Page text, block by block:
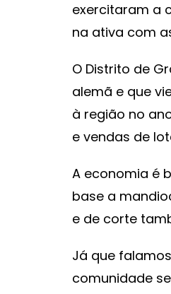
exercitaram a
na ativa com
O Distrito de
alemã e que
à região no
e vendas de
A economia é
base a
e de corte
Já que
comunidade